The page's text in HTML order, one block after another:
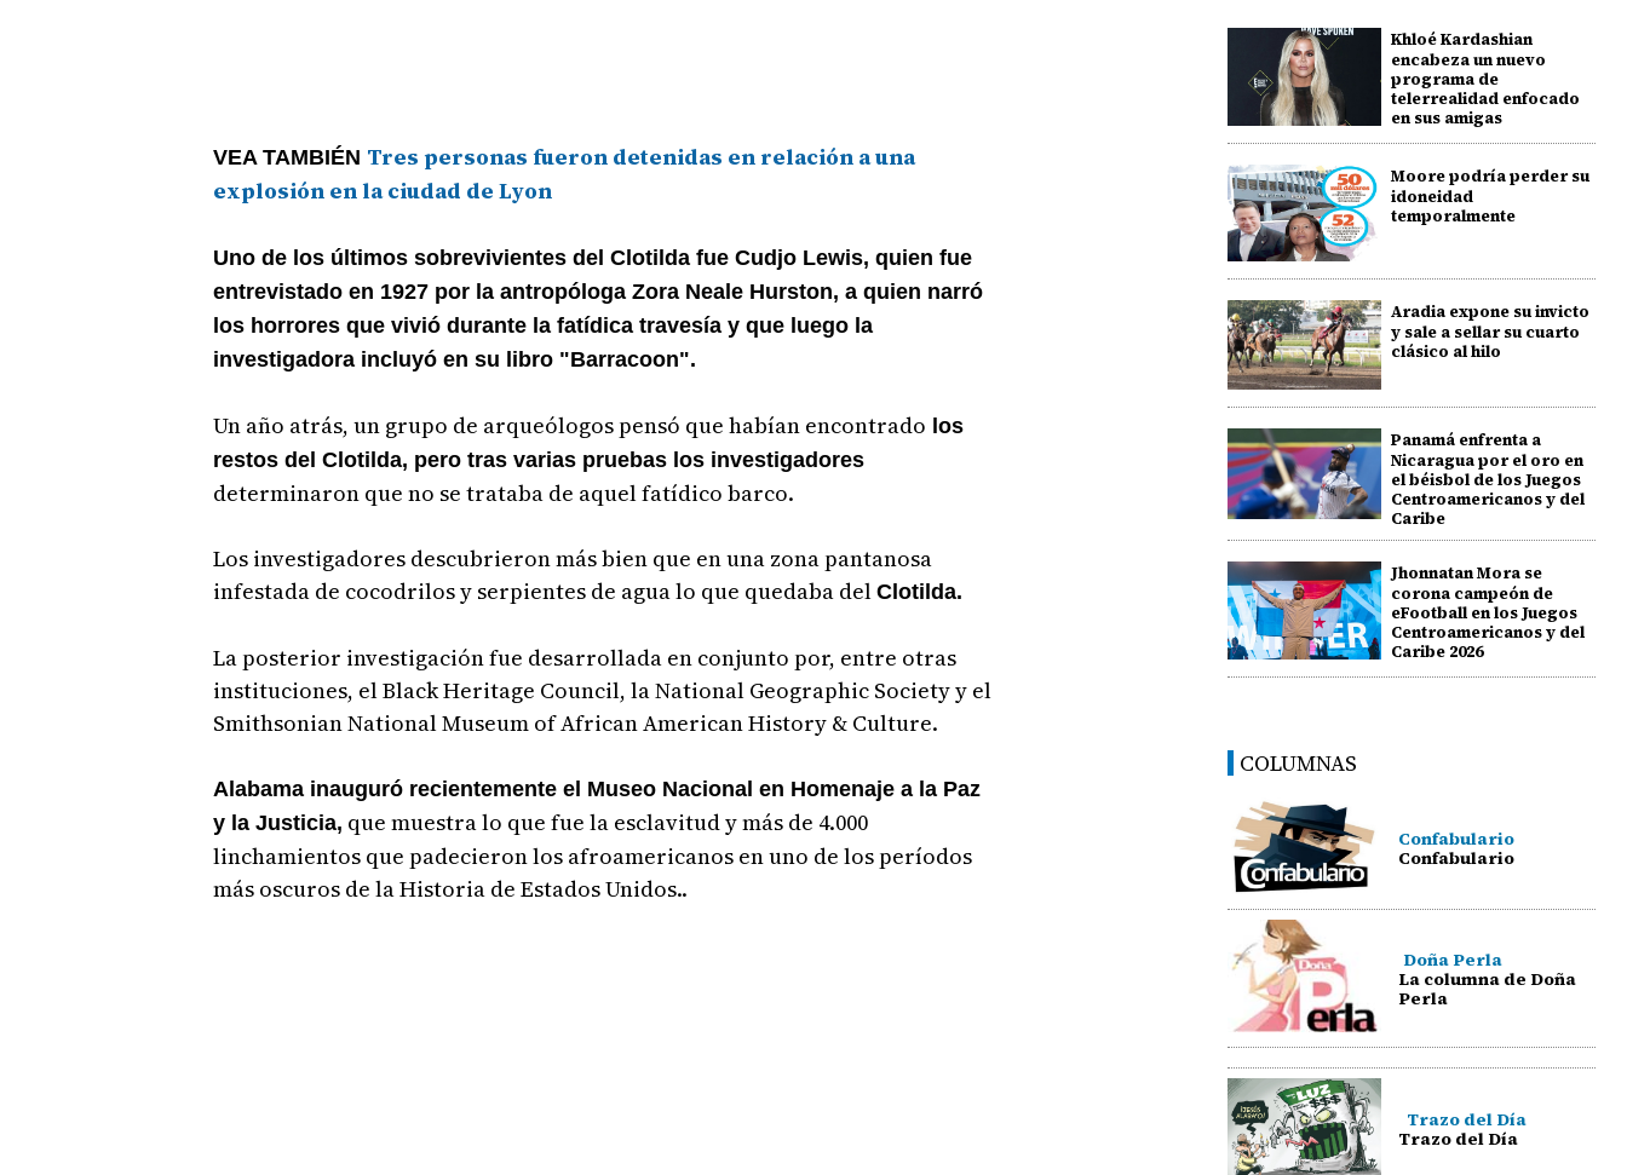
VEA TAMBIÉN Tres personas fueron detenidas en relación a una
explosión en la ciudad de Lyon
Uno de los últimos sobrevivientes del Clotilda fue Cudjo Lewis, quien fue
entrevistado en 1927 por la antropóloga Zora Neale Hurston, a quien narró
los horrores que vivió durante la fatídica travesía y que luego la
investigadora incluyó en su libro "Barracoon".
Un año atrás, un grupo de arqueólogos pensó que habían encontrado los
restos del Clotilda, pero tras varias pruebas los investigadores
determinaron que no se trataba de aquel fatídico barco.
Los investigadores descubrieron más bien que en una zona pantanosa
infestada de cocodrilos y serpientes de agua lo que quedaba del Clotilda.
La posterior investigación fue desarrollada en conjunto por, entre otras
instituciones, el Black Heritage Council, la National Geographic Society y el
Smithsonian National Museum of African American History & Culture.
Alabama inauguró recientemente el Museo Nacional en Homenaje a la Paz
y la Justicia, que muestra lo que fue la esclavitud y más de 4.000
linchamientos que padecieron los afroamericanos en uno de los períodos
más oscuros de la Historia de Estados Unidos..
Khloé Kardashian
encabeza un nuevo
programa de
telerrealidad enfocado
en sus amigas
Moore podría perder su
idoneidad
temporalmente
Aradia expone su invicto
y sale a sellar su cuarto
clásico al hilo
Panamá enfrenta a
Nicaragua por el oro en
el béisbol de los Juegos
Centroamericanos y del
Caribe
Jhonnatan Mora se
corona campeón de
eFootball en los Juegos
Centroamericanos y del
Caribe 2026
COLUMNAS
Confabulario
Confabulario
Doña Perla
La columna de Doña
Perla
Trazo del Día
Trazo del Día